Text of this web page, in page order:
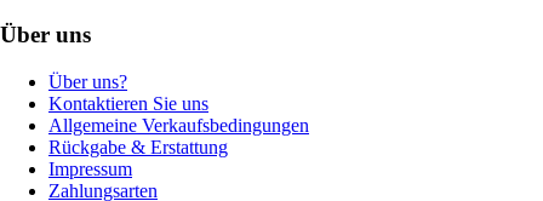
Über uns
Über uns?
Kontaktieren Sie uns
Allgemeine Verkaufsbedingungen
Rückgabe & Erstattung
Impressum
Zahlungsarten